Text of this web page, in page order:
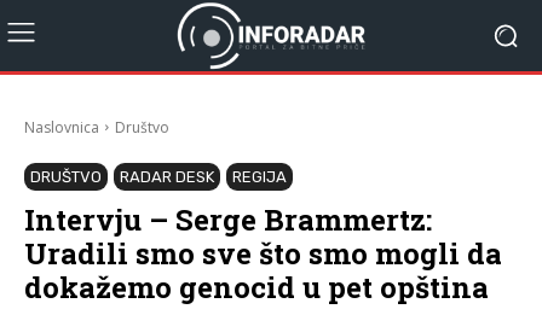
Naslovnica Društvo
DRUŠTVO RADAR DESK REGIJA
Intervju – Serge Brammertz:
Uradili smo sve što smo mogli da
dokažemo genocid u pet opština